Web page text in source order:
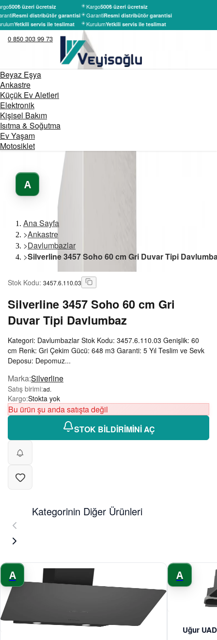
500₺ üzeri ücretsiz
Resmi distribütör garantisi
Yetkili servis ile teslimat
Kargo500₺ üzeri ücretsiz
GarantiResmi distribütör garantisi
KurulumYetkili servis ile teslimat
0 850 303 99 73
Beyaz Eşya
Ankastre
Küçük Ev Aletleri
Elektronik
Kişisel Bakım
Isıtma & Soğutma
Ev Yaşam
Motosiklet
A
Ana Sayfa
>Ankastre
>Davlumbazlar
>Silverline 3457 Soho 60 cm Gri Duvar Tipi
Stok Kodu: 3457.6.110.03
Silverline 3457 Soho 60 cm Gri
Duvar Tipi Davlumbaz
Kategori: Davlumbazlar Stok Kodu: 3457.6.110.03 Genişlik: 60
cm Renk: Gri Çekim Gücü: 648 m3 Garanti: 5 Yıl Teslim ve Sevk
Deposu: Depomuz...
Marka:Silverline
Satış birimi:ad.
Kargo:Stokta yok
Bu ürün şu anda satışta değil
STOK BİLDİRİMİNİ AÇ
Kategorinin Diğer Ürünleri
A A
Uğur